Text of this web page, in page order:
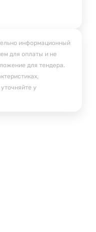
информационный
для оплаты и не
для тендера.
у